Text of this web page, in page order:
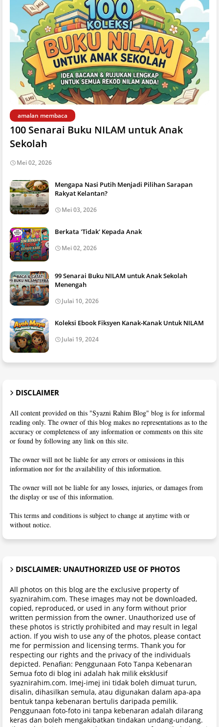
amalan membaca
100 Senarai Buku NILAM untuk Anak
Sekolah
Mei 02, 2026
Mengapa Nasi Putih Menjadi Pilihan Sarapan
Rakyat Kelantan?
Mei 03, 2026
Berkata 'Tidak' Kepada Anak
Mei 02, 2026
99 Senarai Buku NILAM untuk Anak Sekolah
Menengah
Julai 10, 2026
Koleksi Ebook Fiksyen Kanak-Kanak Untuk NILAM
Julai 19, 2024
DISCLAIMER
All content provided on this "Syazni Rahim Blog" blog is for informal
reading only. The owner of this blog makes no representations as to the
accuracy or completeness of any information or comments on this site
or found by following any link on this site.
The owner will not be liable for any errors or omissions in this
information nor for the availability of this information.
The owner will not be liable for any losses, injuries, or damages from
the display or use of this information.
This terms and conditions is subject to change at anytime with or
without notice.
DISCLAIMER: UNAUTHORIZED USE OF PHOTOS
All photos on this blog are the exclusive property of
syaznirahim.com. These images may not be downloaded,
copied, reproduced, or used in any form without prior
written permission from the owner. Unauthorized use of
these photos is strictly prohibited and may result in legal
action. If you wish to use any of the photos, please contact
me for permission and licensing terms. Thank you for
respecting our rights and the privacy of the individuals
depicted. Penafian: Penggunaan Foto Tanpa Kebenaran
Semua foto di blog ini adalah hak milik eksklusif
syaznirahim.com. Imej-imej ini tidak boleh dimuat turun,
disalin, dihasilkan semula, atau digunakan dalam apa-apa
bentuk tanpa kebenaran bertulis daripada pemilik.
Penggunaan foto-foto ini tanpa kebenaran adalah dilarang
keras dan boleh mengakibatkan tindakan undang-undang.